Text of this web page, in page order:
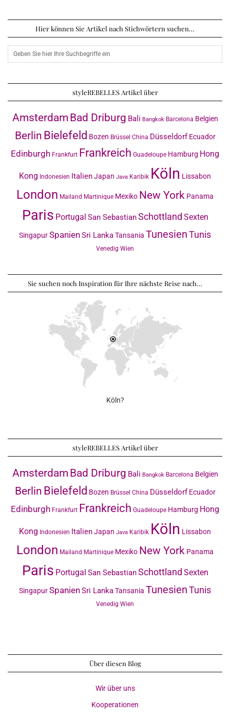
Hier können Sie Artikel nach Stichwörtern suchen…
styleREBELLES Artikel über
Amsterdam Bad Driburg Bali Bangkok Barcelona Belgien
Berlin Bielefeld Bozen Brüssel China Düsseldorf Ecuador
Edinburgh Frankfurt Frankreich Guadeloupe Hamburg Hong
Kong Indonesien ItalienJapan Java Karibik Köln Lissabon
London Mailand Martinique Mexiko New York Panama
Paris Portugal San SebastianSchottland Sexten
SingapurSpanienSri Lanka Tansania TunesienTunis
Venedig Wien
Sie suchen noch Inspiration für Ihre nächste Reise nach…
Köln?
styleREBELLES Artikel über
Amsterdam Bad Driburg Bali Bangkok Barcelona Belgien
Berlin Bielefeld Bozen Brüssel China Düsseldorf Ecuador
Edinburgh Frankfurt Frankreich Guadeloupe Hamburg Hong
Kong Indonesien ItalienJapan Java Karibik Köln Lissabon
London Mailand Martinique Mexiko New York Panama
Paris Portugal San SebastianSchottland Sexten
SingapurSpanienSri Lanka Tansania TunesienTunis
Venedig Wien
Über diesen Blog
Wir über uns
Kooperationen